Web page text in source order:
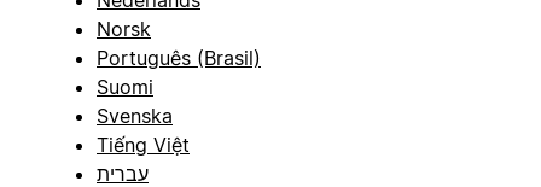
Norsk
Português (Brasil)
Suomi
Svenska
Tiếng Việt
עברית